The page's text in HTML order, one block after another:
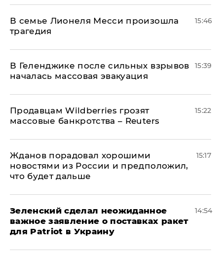
В семье Лионеля Месси произошла
трагедия
15:46
В Геленджике после сильных взрывов
началась массовая эвакуация
15:39
Продавцам Wildberries грозят
массовые банкротства – Reuters
15:22
Жданов порадовал хорошими
новостями из России и предположил,
что будет дальше
15:17
Зеленский сделал неожиданное
важное заявление о поставках ракет
для Patriot в Украину
14:54